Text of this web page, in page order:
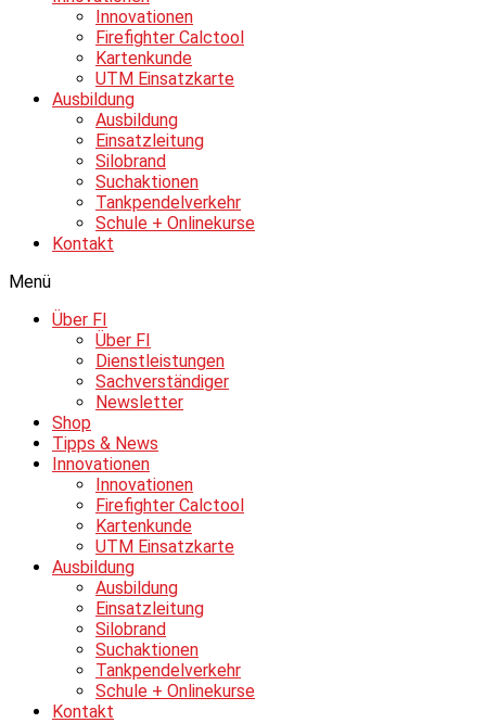
Innovationen
Firefighter Calctool
Kartenkunde
UTM Einsatzkarte
Ausbildung
Ausbildung
Einsatzleitung
Silobrand
Suchaktionen
Tankpendelverkehr
Schule + Onlinekurse
Kontakt
Menü
Über FI
Über FI
Dienstleistungen
Sachverständiger
Newsletter
Shop
Tipps & News
Innovationen
Innovationen
Firefighter Calctool
Kartenkunde
UTM Einsatzkarte
Ausbildung
Ausbildung
Einsatzleitung
Silobrand
Suchaktionen
Tankpendelverkehr
Schule + Onlinekurse
Kontakt